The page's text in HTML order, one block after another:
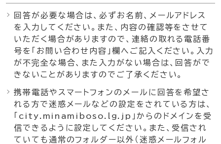
回答が必要な場合は、必ずお名前、メールアドレス
を入力してください。また、内容の確認等をさせて
いただく場合がありますので、連絡の取れる電話番
号を「お問い合わせ内容」欄へご記入ください。入力
が不完全な場合、また入力がない場合は、回答がで
きないことがありますのでご了承ください。
携帯電話やスマートフォンのメールに回答を希望さ
れる方で迷惑メールなどの設定をされている方は、
「city.minamiboso.lg.jp」からのドメインを受
信できるように設定してください。また、受信され
ていても通常のフォルダー以外（迷惑メールフォル